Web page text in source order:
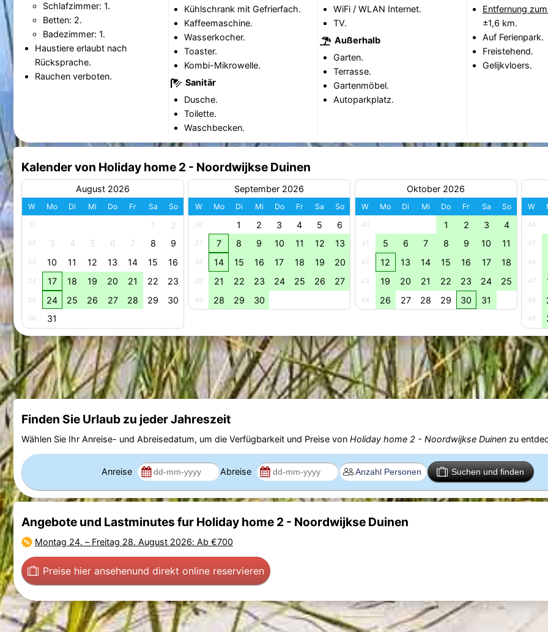
Schlafzimmer: 1.
Betten: 2.
Badezimmer: 1.
Haustiere erlaubt nach
Rücksprache.
Rauchen verboten.
Kühlschrank mit Gefrierfach.
Kaffeemaschine.
Wasserkocher.
Toaster.
Kombi-Mikrowelle.
Sanitär
Dusche.
Toilette.
Waschbecken.
WiFi / WLAN Internet.
TV.
Außerhalb
Garten.
Terrasse.
Gartenmöbel.
Autoparkplatz.
Entfernung
±1,6 km.
Auf Ferienpark.
Freistehend.
Gelijkvloers.
Kalender von Holiday home 2 - Noordwijkse Duinen
August 2026
W Mo Di Mi Do Fr Sa So
31 1 2
32 3 4 5 6 7 8 9
33 10 11 12 13 14 15 16
34 17 18 19 20 21 22 23
35 24 25 26 27 28 29 30
36 31
September 2026
W Mo Di Mi Do Fr Sa So
36 1 2 3 4 5 6
37 7 8 9 10 11 12 13
38 14 15 16 17 18 19 20
39 21 22 23 24 25 26 27
40 28 29 30
Oktober 2026
W Mo Di Mi Do Fr Sa So
40 1 2 3 4
41 5 6 7 8 9 10 11
42 12 13 14 15 16 17 18
43 19 20 21 22 23 24 25
44 26 27 28 29 30 31
W
44
45
46
47
48
49
Finden Sie Urlaub zu jeder Jahreszeit
Wählen Sie Ihr Anreise- und Abreisedatum, um die Verfügbarkeit und Preise von Holiday home 2 - Noordwijkse Duinenzu
Anreise Abreise Suchen und finden
Angebote und Lastminutes fur Holiday home 2 - Noordwijkse Duinen
Montag 24. – Freitag 28. August 2026: Ab €700
Preise hier ansehenund direkt online reservieren